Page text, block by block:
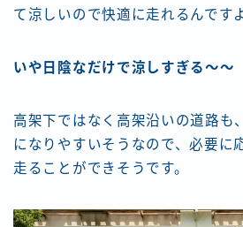
て涼しいので快適に走れるんです
いや日陰なだけで涼しすぎる〜〜
高架下ではなく高架沿いの道路も
になりやすいそうなので、必要に
走ることができそうです。